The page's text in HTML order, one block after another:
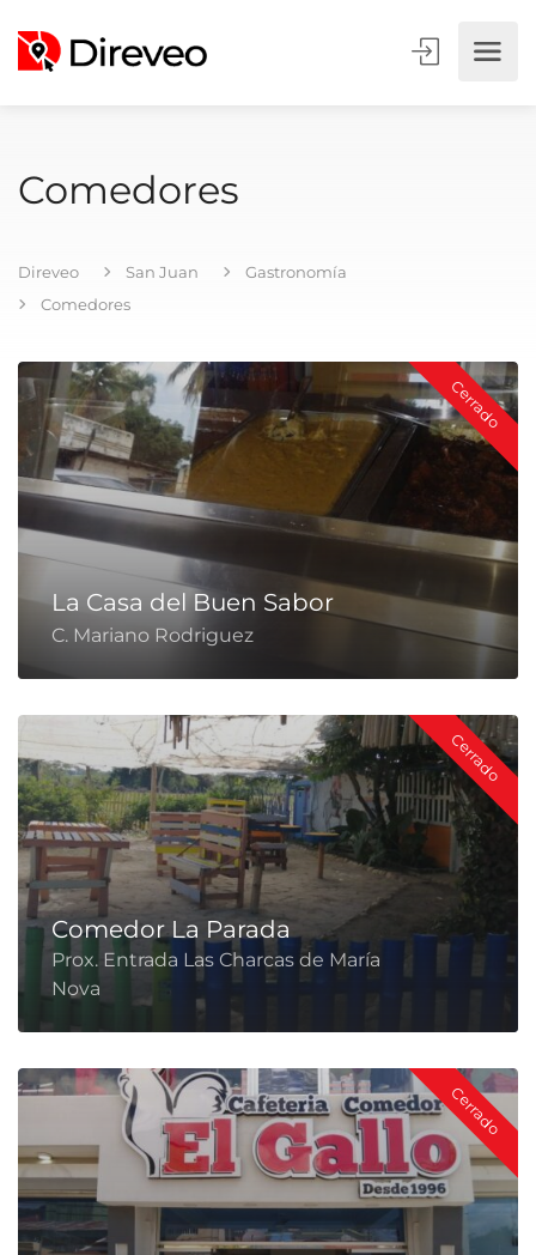
Comedores
Direveo San Juan
Gastronomía
Comedores
Cerrado
La Casa del Buen Sabor
C. Mariano Rodriguez
Cerrado
Comedor La Parada
Prox. Entrada Las Charcas de María
Nova
Cerrado